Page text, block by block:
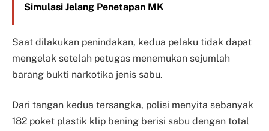
Simulasi Jelang Penetapan MK
Saat dilakukan penindakan, kedua pelaku tidak dapat
mengelak setelah petugas menemukan sejumlah
barang bukti narkotika jenis sabu.
Dari tangan kedua tersangka, polisi menyita sebanyak
182 poket plastik klip bening berisi sabu dengan total